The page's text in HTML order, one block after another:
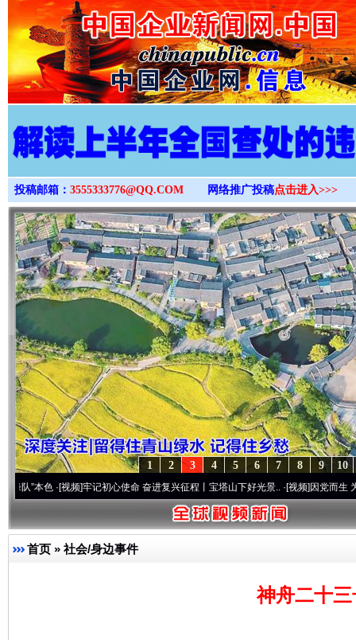
>
投稿邮箱： 3555333776@QQ.COM 网络推广投稿点击进入>>>
10
9
8
7
6
5
4
3
2
1
·[视频]牢记初心使命 奋进复兴征程丨宝塔山下好光景..·[视频]因党而生 为党而战
首页 » 社会/身边事件
神舟二十